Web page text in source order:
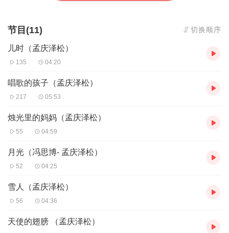
节目(11) 切换顺序
儿时（孟庆泽松）
135 04:20
唱歌的孩子（孟庆泽松）
217 05:53
烛光里的妈妈（孟庆泽松）
55 04:59
月光（冯思博- 孟庆泽松）
52 04:25
雪人（孟庆泽松）
56 04:36
天使的翅膀 （孟庆泽松）